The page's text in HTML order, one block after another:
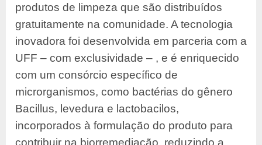
produtos de limpeza que são distribuídos
gratuitamente na comunidade. A tecnologia
inovadora foi desenvolvida em parceria com a
UFF – com exclusividade – , e é enriquecido
com um consórcio específico de
microrganismos, como bactérias do gênero
Bacillus, levedura e lactobacilos,
incorporados à formulação do produto para
contribuir na biorremediação, reduzindo a